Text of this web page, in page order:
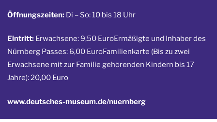
Öffnungszeiten: Di – So: 10 bis 18 Uhr
Eintritt: Erwachsene: 9,50 EuroErmäßigte und Inhaber des
Nürnberg Passes: 6,00 EuroFamilienkarte (Bis zu zwei
Erwachsene mit zur Familie gehörenden Kindern bis 17
Jahre): 20,00 Euro
www.deutsches-museum.de/nuernberg